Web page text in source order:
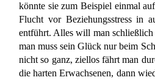
könnte sie zum Beispiel einmal
Flucht vor Beziehungsstress in
entführt. Alles will man
man muss sein Glück nur beim
nicht so ganz, ziellos fährt man
die harten Erwachsenen, dann